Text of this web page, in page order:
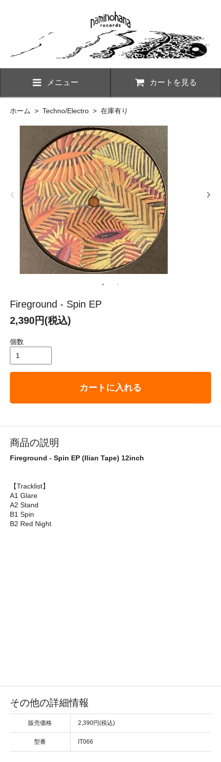
メニュー カートを見る
ホーム > Techno/Electro > 在庫有り
Fireground - Spin EP
2,390円(税込)
個数
カートに入れる
商品の説明
Fireground - Spin EP (Ilian Tape) 12inch
【Tracklist】
A1 Glare
A2 Stand
B1 Spin
B2 Red Night
その他の詳細情報
販売価格 2,390円(税込)
型番 IT066